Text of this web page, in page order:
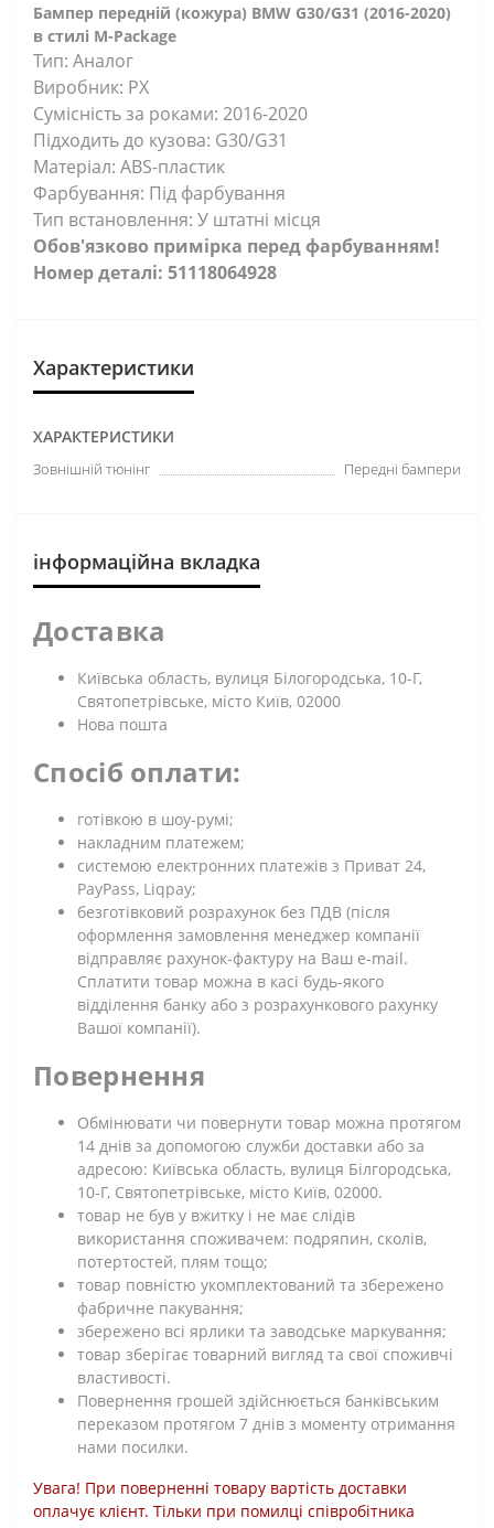
Бампер передній (кожура) BMW G30/G31 (2016-2020)
в стилі M-Package
Тип: Аналог
Виробник: PX
Сумісність за роками: 2016-2020
Підходить до кузова: G30/G31
Матеріал: ABS-пластик
Фарбування: Під фарбування
Тип встановлення: У штатні місця
Обов'язково примірка перед фарбуванням!
Номер деталі: 51118064928
Характеристики
ХАРАКТЕРИСТИКИ
Зовнішній тюнінг Передні бампери
інформаційна вкладка
Доставка
Київська область, вулиця Білогородська, 10-Г,
Святопетрівське, місто Київ, 02000
Нова пошта
Спосіб оплати:
готівкою в шоу-румі;
накладним платежем;
системою електронних платежів з Приват 24,
PayPass, Liqpay;
безготівковий розрахунок без ПДВ (після
оформлення замовлення менеджер компанії
відправляє рахунок-фактуру на Ваш e-mail.
Сплатити товар можна в касі будь-якого
відділення банку або з розрахункового рахунку
Вашої компанії).
Повернення
Обмінювати чи повернути товар можна протягом
14 днів за допомогою служби доставки або за
адресою: Київська область, вулиця Білгородська,
10-Г, Святопетрівське, місто Київ, 02000.
товар не був у вжитку і не має слідів
використання споживачем: подряпин, сколів,
потертостей, плям тощо;
товар повністю укомплектований та збережено
фабричне пакування;
збережено всі ярлики та заводське маркування;
товар зберігає товарний вигляд та свої споживчі
властивості.
Повернення грошей здійснюється банківським
переказом протягом 7 днів з моменту отримання
нами посилки.
Увага! При поверненні товару вартість доставки
оплачує клієнт. Тільки при помилці співробітника